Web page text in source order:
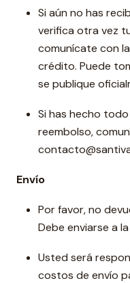
Si aún no has
verifica otra vez
comunícate con
crédito. Puede
se publique
Si has hecho
reembolso,
Envío
Por favor, no
Debe enviarse a
Usted será
costos de envío